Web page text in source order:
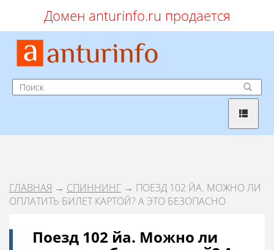
Домен anturinfo.ru продается
ГЛАВНАЯ → СПИННИНГ → ПОЕЗД 102 ЙА. МОЖНО ЛИ
ОПЛАТИТЬ БИЛЕТ КАРТОЙ? А ЭТО БЕЗОПАСНО
Поезд 102 йа. Можно ли